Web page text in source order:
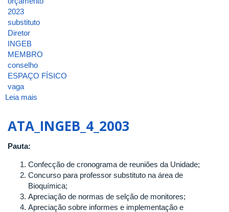
2023
substituto
Diretor
INGEB
MEMBRO
conselho
ESPAÇO FÍSICO
vaga
Leia mais
ATA_INGEB_4_2003
Pauta:
Confecção de cronograma de reuniões da Unidade;
Concurso para professor substituto na área de
Bioquímica;
Apreciação de normas de selção de monitores;
Apreciação sobre informes e implementação e